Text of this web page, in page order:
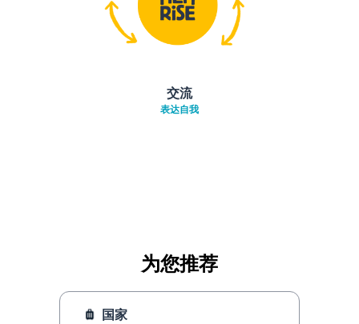
交流
表达自我
为您推荐
国家